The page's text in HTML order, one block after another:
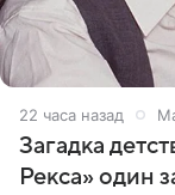
22 часа назад
Загадка
Рекса» один